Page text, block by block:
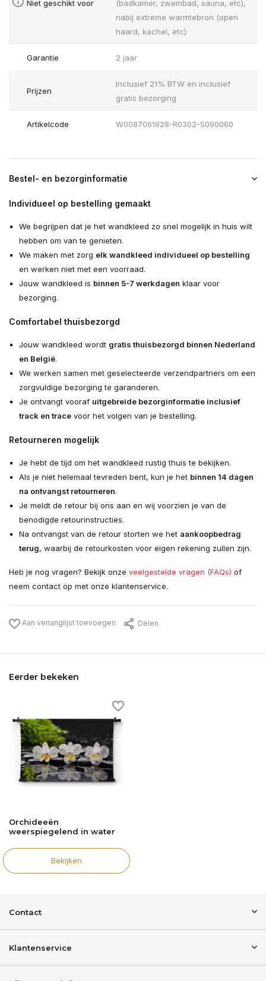
Niet geschikt voor
(badkamer, zwembad, sauna, etc),
nabij extreme warmtebron (open
haard, kachel, etc)
Garantie 2 jaar
Prijzen
Inclusief 21% BTW en inclusief
gratis bezorging
Artikelcode W0087061928-R0302-S090060
Bestel- en bezorginformatie
Individueel op bestelling gemaakt
We begrijpen dat je het wandkleed zo snel mogelijk in huis wilt
hebben om van te genieten.
We maken met zorg elk wandkleed individueel op bestelling
en werken niet met een voorraad.
Jouw wandkleed is binnen 5-7 werkdagen klaar voor
bezorging.
Comfortabel thuisbezorgd
Jouw wandkleed wordt gratis thuisbezorgd binnen Nederland
en België.
We werken samen met geselecteerde verzendpartners om een
zorgvuldige bezorging te garanderen.
Je ontvangt vooraf uitgebreide bezorginformatie inclusief
track en tracevoor het volgen van je bestelling.
Retourneren mogelijk
Je hebt de tijd om het wandkleed rustig thuis te bekijken.
Als je niet helemaal tevreden bent, kun je het binnen 14 dagen
na ontvangst retourneren.
Je meldt de retour bij ons aan en wij voorzien je van de
benodigde retourinstructies.
Na ontvangst van de retour storten we het aankoopbedrag
terug, waarbij de retourkosten voor eigen rekening zullen zijn.
Heb je nog vragen? Bekijk onze veelgestelde vragen (FAQs) of
neem contact op met onze klantenservice.
Aan verlanglijst toevoegen Delen
Eerder bekeken
Orchideeën
weerspiegelend in water
Bekijken
Contact
Klantenservice